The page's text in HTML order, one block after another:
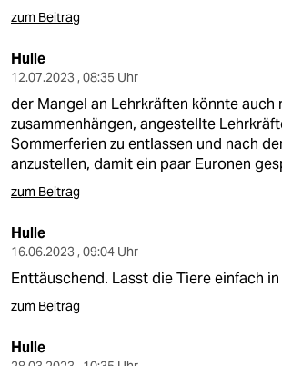
zum Beitrag
Hulle
12.07.2023 , 08:35 Uhr
der Mangel an Lehrkräften könnte auch
zusammenhängen, angestellte
Sommerferien zu entlassen und nach
anzustellen, damit ein paar Euronen
zum Beitrag
Hulle
16.06.2023 , 09:04 Uhr
Enttäuschend. Lasst die Tiere einfach in
zum Beitrag
Hulle